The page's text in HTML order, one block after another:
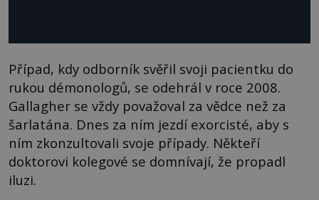
Případ, kdy odborník svěřil svoji pacientku do
rukou démonologů, se odehrál v roce 2008.
Gallagher se vždy považoval za vědce než za
šarlatána. Dnes za ním jezdí exorcisté, aby s
ním zkonzultovali svoje případy. Někteří
doktorovi kolegové se domnívají, že propadl
iluzi.